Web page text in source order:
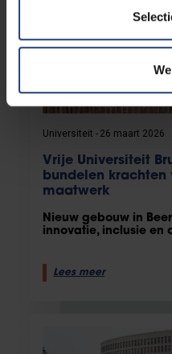
Universiteit 26 maart 2026
Vrije Universiteit
bundelen
maatwerk
Nieuw gebouw in
innovatie, inclusie en
Lees meer